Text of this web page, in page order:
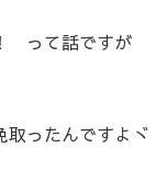
って話ですが
取ったんですよヾ